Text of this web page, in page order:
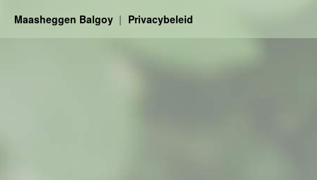
Maasheggen Balgoy Privacybeleid